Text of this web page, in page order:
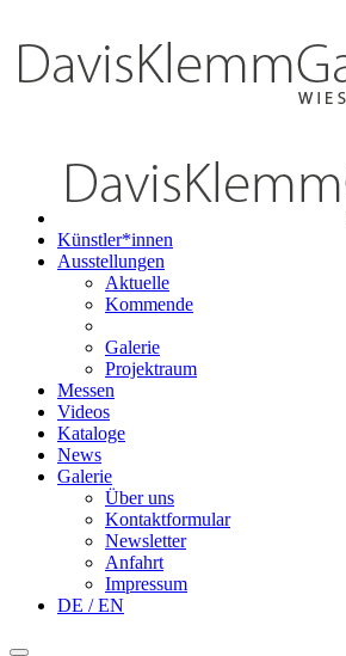
Künstler*innen
Ausstellungen
Aktuelle
Kommende
Galerie
Projektraum
Messen
Videos
Kataloge
News
Galerie
Über uns
Kontaktformular
Newsletter
Anfahrt
Impressum
DE / EN